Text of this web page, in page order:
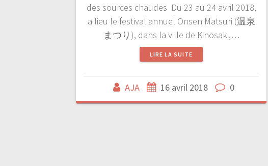
des sources chaudes Du 23 au 24 avril 2018,
a lieu le festival annuel Onsen Matsuri (温泉
まつり), dans la ville de Kinosaki,…
LIRE LA SUITE
AJA 16 avril 2018 0